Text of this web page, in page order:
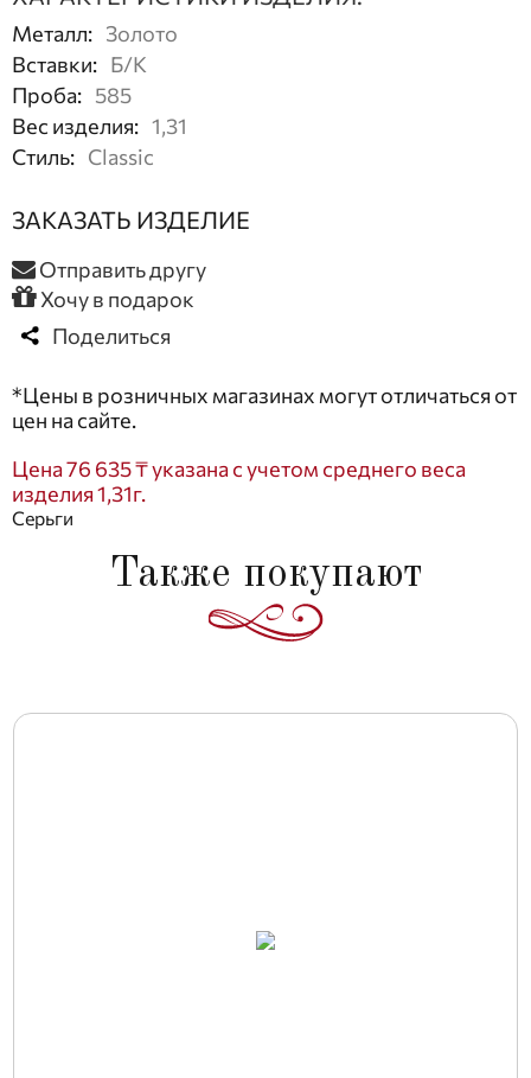
Металл: Золото
Вставки: Б/К
Проба: 585
Вес изделия: 1,31
Стиль: Classic
ЗАКАЗАТЬ ИЗДЕЛИЕ
Отправить другу
Хочу в подарок
Поделиться
*Цены в розничных магазинах могут отличаться от
цен на сайте.
Цена 76 635 ₸ указана с учетом среднего веса
изделия 1,31г.
Серьги
Также покупают